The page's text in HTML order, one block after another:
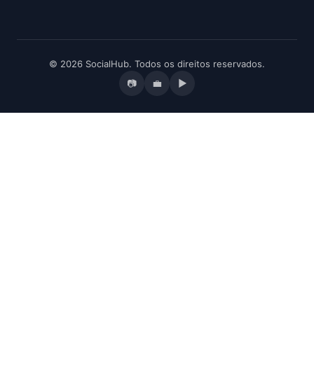
© 2026 SocialHub. Todos os direitos reservados.
📷 💼 ▶